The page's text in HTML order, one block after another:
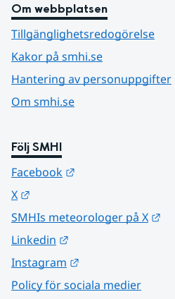
Om webbplatsen
Tillgänglighetsredogörelse
Kakor på smhi.se
Hantering av personuppgifter
Om smhi.se
Följ SMHI
Facebook
X
SMHIs meteorologer på X
Linkedin
Instagram
Policy för sociala medier